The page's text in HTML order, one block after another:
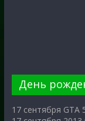
День
17 сентября